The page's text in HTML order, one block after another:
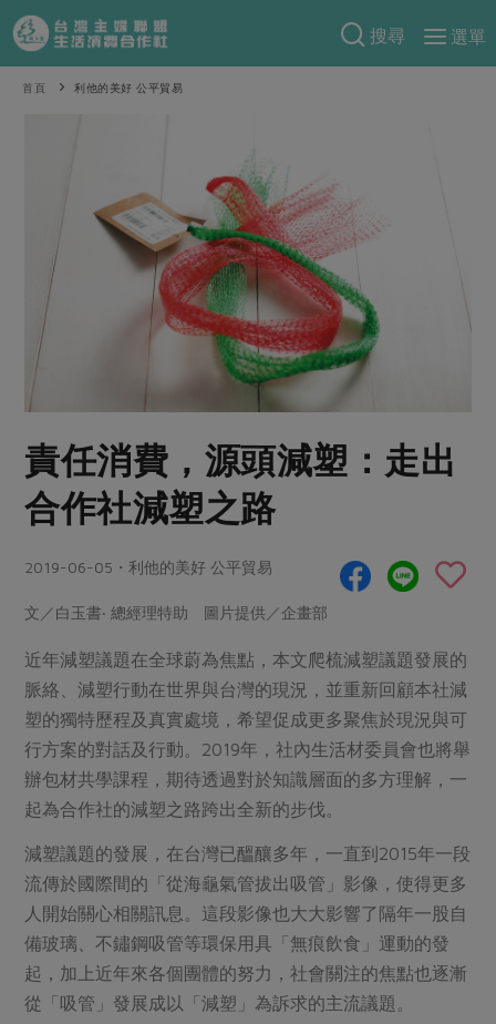
搜尋
選單
產品分類
當令水果
蕈菇類
辛香料類
奶蛋豆・五穀
蛋 乳製品
肉品・水產
畜產肉類 水產
調理食材・點心
調味醬料/南北貨 烘焙
休閒零嘴 沖泡飲品
保健食品
居家好物
家庭清潔 織品
日用品 圖書禮品
防災用品
最新產品
麵食
肉食
海鮮
蛋料理
醬料
湯品．鍋物
漬物
涼拌沙拉
飲品
主題食譜
異國料理
年菜食譜
養身食補
預購活動
把最好的台灣味帶回家！
防災用品預購圓滿結束
2026年端午節預購圓滿結束
更多預購活動
當季產品
傳到心坎裡，誠心又澎派
合作25-經典快閃最後一週
合作25-精選產品第四彈
議題活動
主婦聯盟X樂齡網特約優惠案
30%rPET紅烏龍茶
2024農業發展計畫年度報告
更多議題活動
傳到心坎裡，誠心又澎派
綠主張
觀點文章
主婦食堂 一籃菜真心話
社內大小事 合作聯合國
樂齡生活 親子食育
廚房瑜伽
關注議題
減硝酸鹽 惜食
非基改運動 支持本土農糧
廢核運動 能源議題
減添加物 減塑減廢
公益金 食農教育
更多議題
綠主張月刊
典藏閱覽室
關於合作社
認識合作社
關於我們
合作社組織
員工與求才
產品檢驗
自主把關
硝酸鹽檢驗
社員權益
合作社法規
選舉專區
最新消息
媒體報導
首頁 利他的美好 公平貿易
責任消費，源頭減塑：走出
合作社減塑之路
2019-06-05・利他的美好 公平貿易
文／白玉書‧ 總經理特助 圖片提供／企畫部
近年減塑議題在全球蔚為焦點，本文爬梳減塑議題發展的
脈絡、減塑行動在世界與台灣的現況，並重新回顧本社減
塑的獨特歷程及真實處境，希望促成更多聚焦於現況與可
行方案的對話及行動。2019年，社內生活材委員會也將舉
辦包材共學課程，期待透過對於知識層面的多方理解，一
起為合作社的減塑之路跨出全新的步伐。
減塑議題的發展，在台灣已醞釀多年，一直到2015年一段
流傳於國際間的「從海龜氣管拔出吸管」影像，使得更多
人開始關心相關訊息。這段影像也大大影響了隔年一股自
備玻璃、不鏽鋼吸管等環保用具「無痕飲食」運動的發
起，加上近年來各個團體的努力，社會關注的焦點也逐漸
從「吸管」發展成以「減塑」為訴求的主流議題。